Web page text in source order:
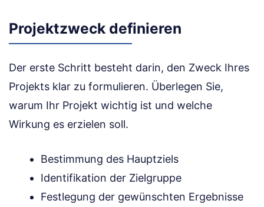
Projektzweck definieren
Der erste Schritt besteht darin, den Zweck Ihres
Projekts klar zu formulieren. Überlegen Sie,
warum Ihr Projekt wichtig ist und welche
Wirkung es erzielen soll.
Bestimmung des Hauptziels
Identifikation der Zielgruppe
Festlegung der gewünschten Ergebnisse